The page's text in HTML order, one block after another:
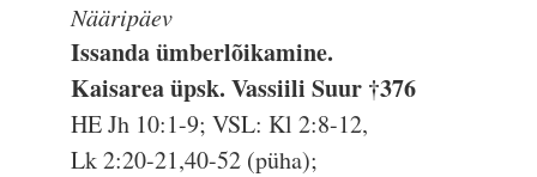
Nääripäev
Issanda ümberlõikamine.
Kaisarea üpsk. Vassiili Suur †376
HE Jh 10:1-9; VSL: Kl 2:8-12,
Lk 2:20-21,40-52 (püha);